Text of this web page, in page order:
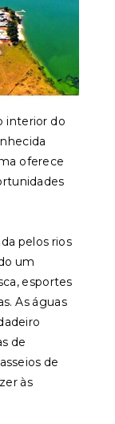
interior do
oferece
pelos rios
um
esportes
As águas
de
de
às